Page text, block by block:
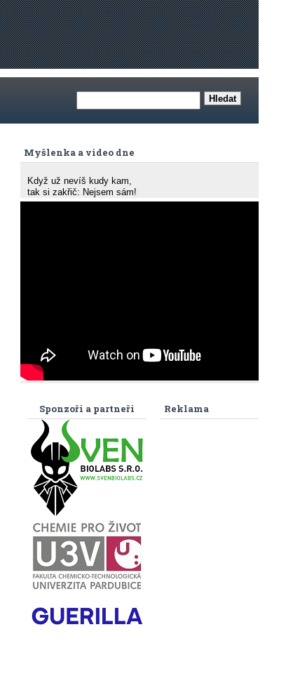
Myšlenka a video dne
Když už nevíš kudy kam,
tak si zakřič: Nejsem sám!
Reklama
Sponzoři a partneři